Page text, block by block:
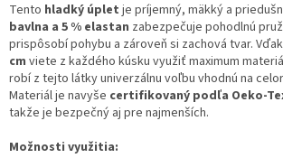
Tento hladký úplet je príjemný, mäkký a
bavlna a 5 % elastan zabezpečuje pohodlnú
prispôsobí pohybu a zároveň si zachová tvar.
cm viete z každého kúsku využiť maximum
robí z tejto látky univerzálnu voľbu vhodnú na
Materiál je navyše certifikovaný podľa Oeko-
takže je bezpečný aj pre najmenších.
Možnosti využitia: